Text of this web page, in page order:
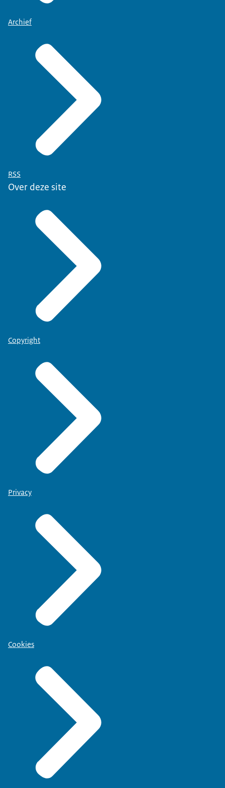
Archief
RSS
Over deze site
Copyright
Privacy
Cookies